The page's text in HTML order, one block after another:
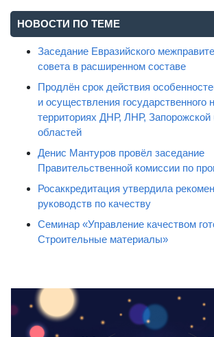
НОВОСТИ ПО ТЕМЕ
Заседание Евразийского
совета в расширенном составе
Продлён срок действия
и осуществления государственного
территориях ДНР, ЛНР, Запорожской
областей
Денис Мантуров провёл заседание
Правительственной комиссии по
Росаккредитация утвердила
руководств по качеству
Семинар «Управление качеством
Строительные материалы»